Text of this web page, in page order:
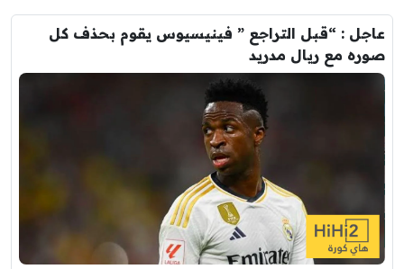
عاجل : “قبل التراجع ” فينيسيوس يقوم بحذف كل
صوره مع ريال مدريد